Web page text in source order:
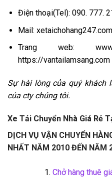
Điện thoại(Tel): 090. 777.
Mail:
Trang web:
https://vantailamsang.com
Sự hài lòng của quý khách
của cty chúng tôi.
Xe Tải Chuyển Nhà Giá Rẻ
DỊCH VỤ VẬN CHUYỂN
NHẤT NĂM 2010 ĐẾN NĂM
Chở hàng thuê